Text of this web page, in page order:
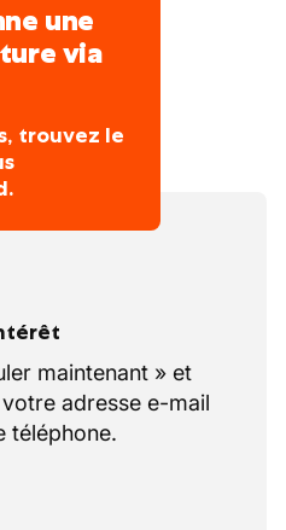
des associations
CP
une
via
trouvez le
maintenant » et
adresse e-mail
téléphone.